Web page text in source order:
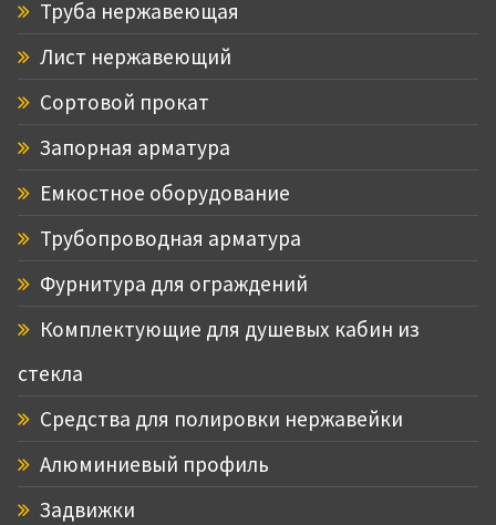
Труба нержавеющая
Лист нержавеющий
Сортовой прокат
Запорная арматура
Емкостное оборудование
Трубопроводная арматура
Фурнитура для ограждений
Комплектующие для душевых кабин из
стекла
Средства для полировки нержавейки
Алюминиевый профиль
Задвижки